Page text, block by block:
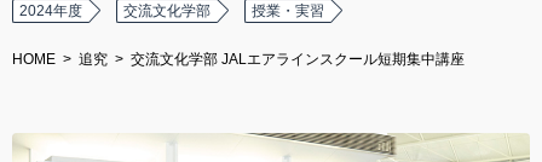
2024年度 交流文化学部 授業・実習
HOME 追究 交流文化学部 JALエアラインスクール短期集中講座